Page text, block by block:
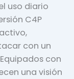
uso diario
C4P
con un
con
una visión